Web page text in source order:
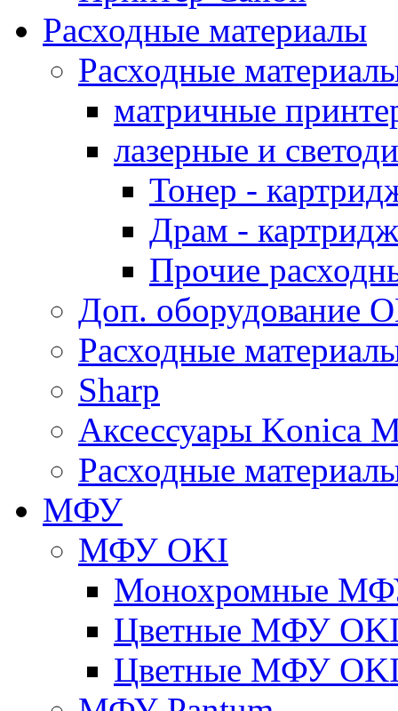
Расходные материалы
Расходные
матричные
лазерные и
Тонер -
Драм -
Прочие
Доп. оборудование
Расходные
Sharp
Аксессуары Konica
Расходные
МФУ
МФУ OKI
Монохромные
Цветные МФУ
Цветные МФУ